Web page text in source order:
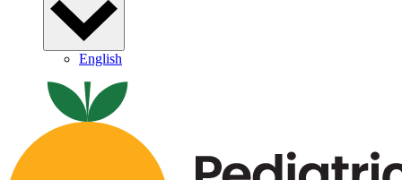
English